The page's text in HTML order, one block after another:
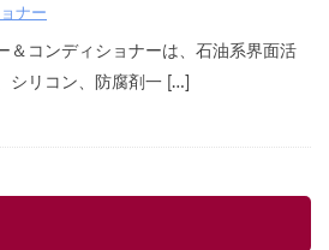
ナー
＆コンディショナーは、石油系界面活
シリコン、防腐剤一 […]